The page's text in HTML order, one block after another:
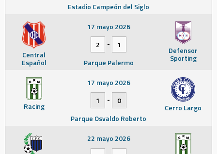
Estadio Campeón del Siglo
Central
Español
Defensor
Sporting
17 mayo 2026
2
-
1
Parque Palermo
Racing Cerro Largo
17 mayo 2026
1
-
0
Parque Osvaldo Roberto
22 mayo 2026